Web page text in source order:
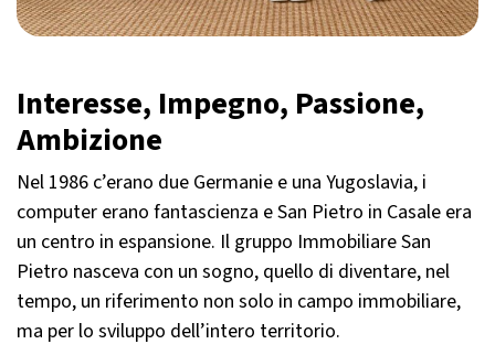
Interesse, Impegno, Passione,
Ambizione
Nel 1986 c’erano due Germanie e una Yugoslavia, i
computer erano fantascienza e San Pietro in Casale era
un centro in espansione. Il gruppo Immobiliare San
Pietro nasceva con un sogno, quello di diventare, nel
tempo, un riferimento non solo in campo immobiliare,
ma per lo sviluppo dell’intero territorio.